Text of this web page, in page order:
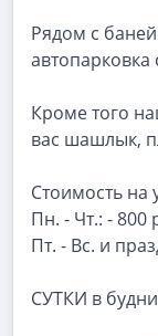
Рядом с
Кроме того
вас шашлык,
Стоимость на
Пн. - Чт.: - 800
Пт. - Вс. и
СУТКИ в